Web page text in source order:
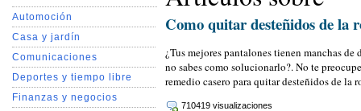
Automoción
Casa y jardín
Comunicaciones
Deportes y tiempo libre
Finanzas y negocios
Como quitar desteñidos de la
¿Tus mejores pantalones tienen manchas
no sabes como solucionarlo?. No te
remedio casero para quitar desteñidos de la
710419 visualizaciones